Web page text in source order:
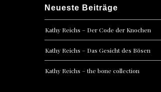
Neueste Beiträge
Kathy Reichs – Der Code der Knochen
Kathy Reichs – Das Gesicht des Bösen
Kathy Reichs – the bone collection